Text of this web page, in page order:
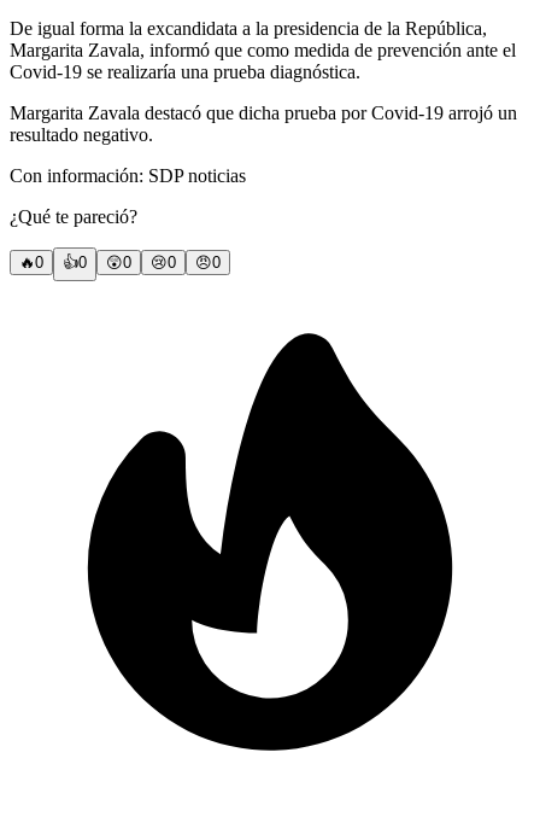
De igual forma la excandidata a la presidencia de la República,
Margarita Zavala, informó que como medida de prevención ante el
Covid-19 se realizaría una prueba diagnóstica.
Margarita Zavala destacó que dicha prueba por Covid-19 arrojó un
resultado negativo.
Con información: SDP noticias
¿Qué te pareció?
🔥0 👍0 😲0 😢0 😠0